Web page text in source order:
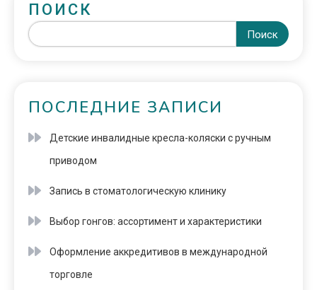
ПОИСК
Поиск
ПОСЛЕДНИЕ ЗАПИСИ
Детские инвалидные кресла-коляски с ручным
приводом
Запись в стоматологическую клинику
Выбор гонгов: ассортимент и характеристики
Оформление аккредитивов в международной
торговле